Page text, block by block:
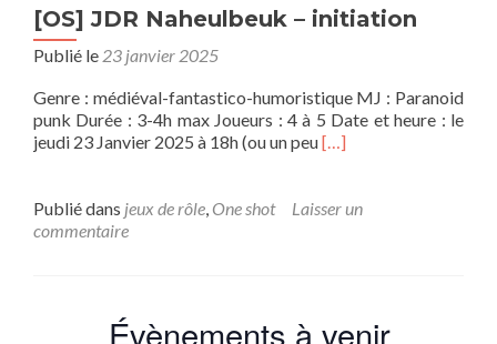
[OS] JDR Naheulbeuk – initiation
Publié le 23 janvier 2025
Genre : médiéval-fantastico-humoristique MJ : Paranoid
punk Durée : 3-4h max Joueurs : 4 à 5 Date et heure : le
jeudi 23 Janvier 2025 à 18h (ou un peuEn
sur[OS]
[…]
Publié dans jeux de rôle, One shot
Laisser un
commentaire
Évènements à venir